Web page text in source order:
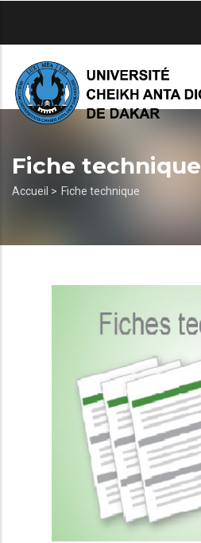
principal
Fiche technique
Fil
Accueil > Fiche technique